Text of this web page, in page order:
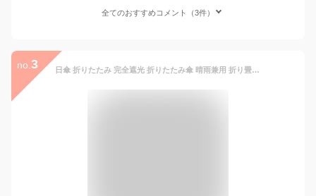
全てのおすすめコメント（3件）
no. 3 日傘 折りたたみ 完全遮光 折りたたみ傘 晴雨兼用 折り畳み レディース 日傘 100% 傘 軽量 折り畳み傘 おしゃれ 2段折 ピンクトリック pink trick uvカット フリルバンブー 内側 黒 外側 白 竹 ピンク トリック 持ち手 pinktrick